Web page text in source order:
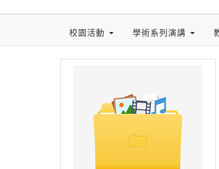
校園活動 學術系列演講